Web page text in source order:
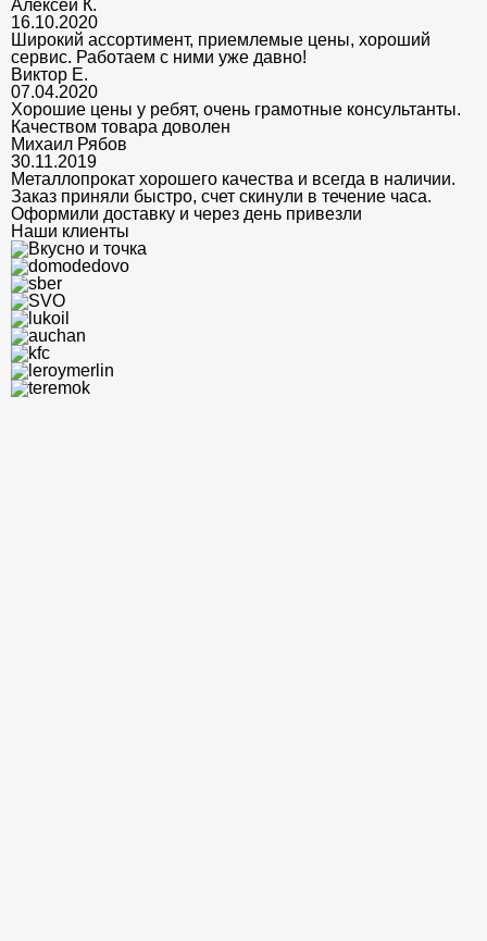
Алексей К.
16.10.2020
Широкий ассортимент, приемлемые цены, хороший
сервис. Работаем с ними уже давно!
Виктор Е.
07.04.2020
Хорошие цены у ребят, очень грамотные консультанты.
Качеством товара доволен
Михаил Рябов
30.11.2019
Металлопрокат хорошего качества и всегда в наличии.
Заказ приняли быстро, счет скинули в течение часа.
Оформили доставку и через день привезли
Наши клиенты